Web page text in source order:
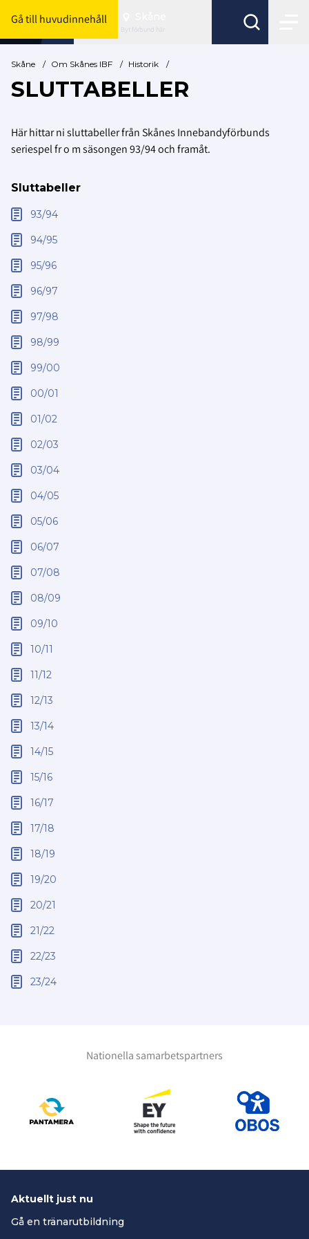
Gå till huvudinnehåll
Byt förbund här
Skåne / Om Skånes IBF / Historik /
SLUTTABELLER
Här hittar ni sluttabeller från Skånes Innebandyförbunds
seriespel fr o m säsongen 93/94 och framåt.
Sluttabeller
93/94
94/95
95/96
96/97
97/98
98/99
99/00
00/01
01/02
02/03
03/04
04/05
05/06
06/07
07/08
08/09
09/10
10/11
11/12
12/13
13/14
14/15
15/16
16/17
17/18
18/19
19/20
20/21
21/22
22/23
23/24
Nationella samarbetspartners
Aktuellt just nu
Gå en tränarutbildning